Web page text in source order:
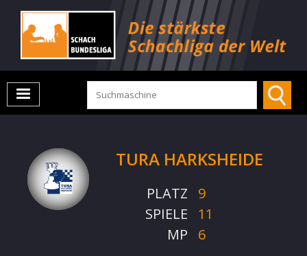
TURA HARKSHEIDE
PLATZ
9
SPIELE
11
MP
6